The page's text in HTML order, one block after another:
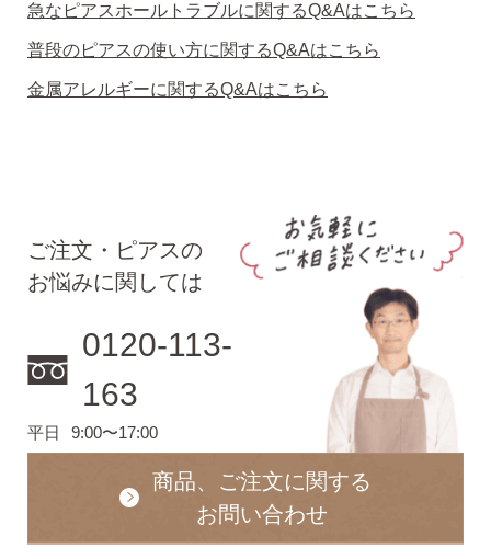
急なピアスホールトラブルに関するQ&Aはこちら
普段のピアスの使い方に関するQ&Aはこちら
金属アレルギーに関するQ&Aはこちら
ご注文・ピアスの
お悩みに関しては
0120-113-
163
平日 9:00〜17:00
商品、ご注文に関する
お問い合わせ